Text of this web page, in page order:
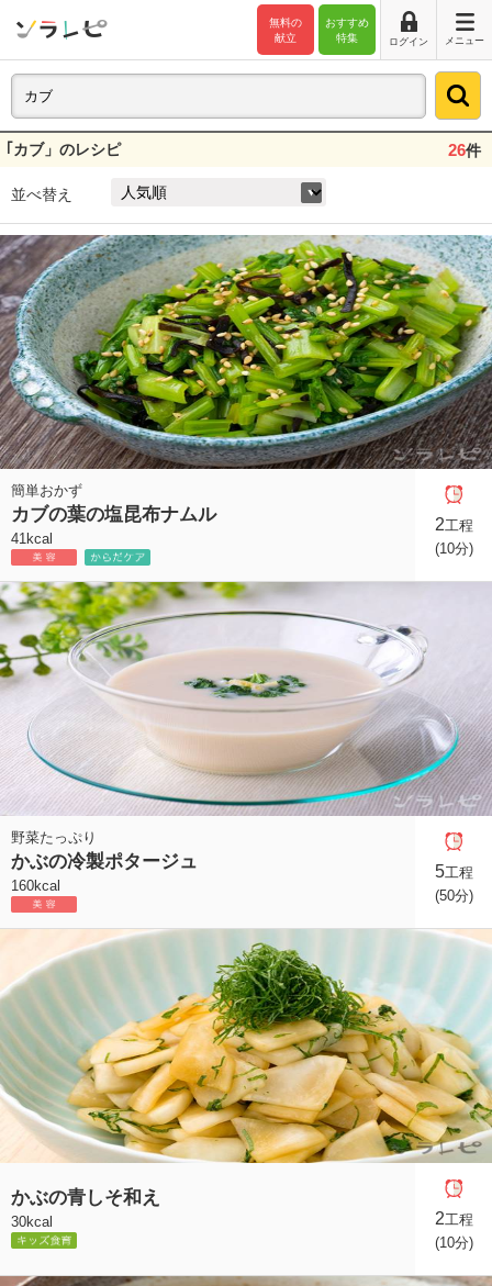
おすすめ
特集
無料の
献立
ログイン メニュー
｢カブ」のレシピ 26件
並べ替え
簡単おかず
カブの葉の塩昆布ナムル
41kcal
2工程
(10分)
野菜たっぷり
かぶの冷製ポタージュ
160kcal
5工程
(50分)
かぶの青しそ和え
30kcal 2工程
(10分)